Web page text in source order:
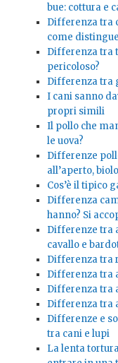
bue: cottura e
Differenza tra
come
Differenza tra
pericoloso?
Differenza tra
I cani sanno
propri simili
Il pollo che
le uova?
Differenze
all’aperto,
Cos’è il tipico
Differenza
hanno? Si
Differenze tra
cavallo e
Differenza tra
Differenza tra
Differenza tra
Differenza tra
Differenze e
tra cani e lupi
La lenta